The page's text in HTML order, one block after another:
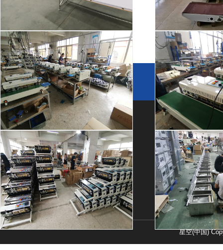
热收缩包装速度和包装效果有紧密的关系
购买机械产品时，质量和服务同等重要。这是每个认识我
他们说的话。不要说价格多低，也不要跟我说哪个机械设
厂房车间 厂
封口机生产 封口
单室真
友情链接
链接申请 +
关于我们
公司简介
厂房设备
荣誉资质
合作伙伴
产品中心
自动封箱机
自动开箱机
自动打包机
查看更多>>
快速链接
应用案例
星空(中国)
星空(中国)
常见问题
星空(中国)